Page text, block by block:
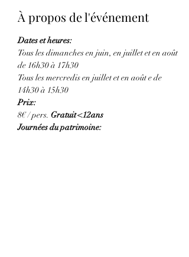
À propos de l'événement
Dates et heures:
Tous les dimanches en juin, en juillet et en août
de 16h30 à 17h30
Tous les mercredis en juillet et en août e de
14h30 à 15h30
Prix:
8€ / pers. Gratuit <12ans
Journées du patrimoine: